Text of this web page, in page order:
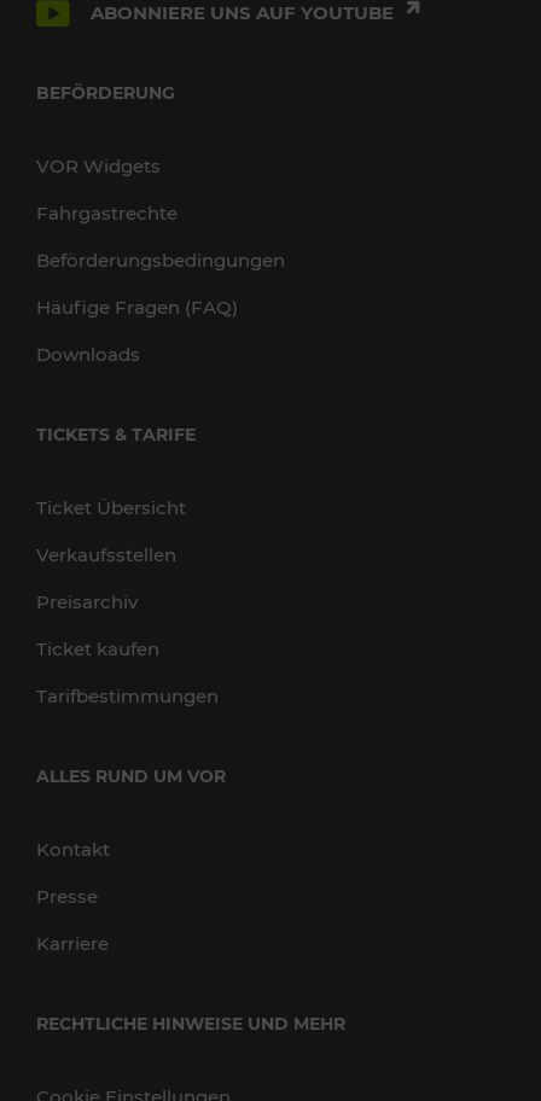
ABONNIERE UNS AUF YOUTUBE
BEFÖRDERUNG
VOR Widgets
Fahrgastrechte
Beförderungsbedingungen
Häufige Fragen (FAQ)
Downloads
TICKETS & TARIFE
Ticket Übersicht
Verkaufsstellen
Preisarchiv
Ticket kaufen
Tarifbestimmungen
ALLES RUND UM VOR
Kontakt
Presse
Karriere
RECHTLICHE HINWEISE UND MEHR